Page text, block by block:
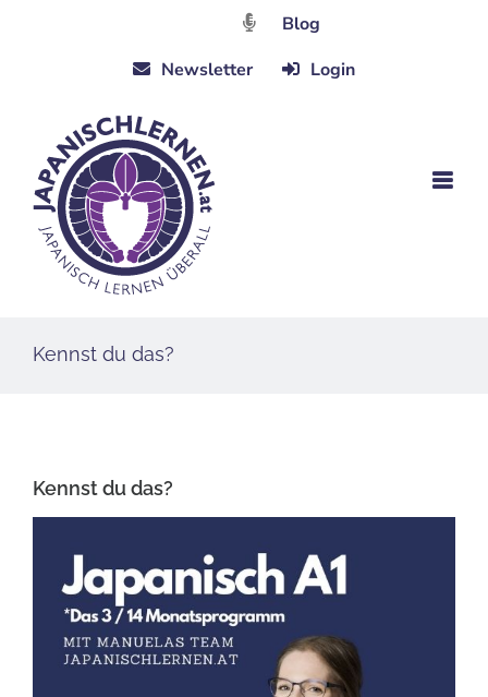
Blog
Newsletter
Login
Kennst du das?
Kennst du das?